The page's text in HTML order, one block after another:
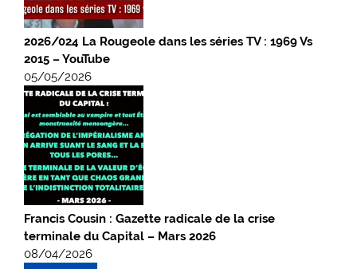
2026/024 La Rougeole dans les séries TV : 1969 Vs
2015 – YouTube
05/05/2026
Francis Cousin : Gazette radicale de la crise
terminale du Capital – Mars 2026
08/04/2026